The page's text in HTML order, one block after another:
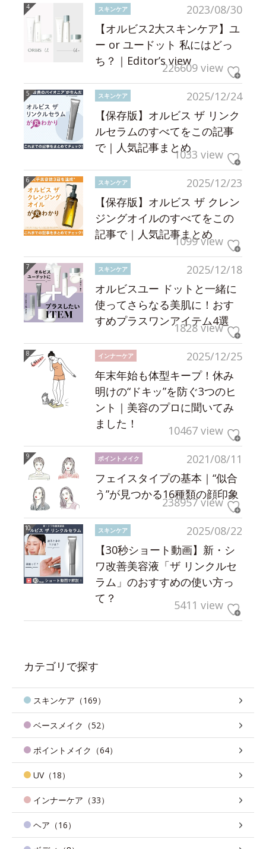
2023/08/30
スキンケア
【オルビス2大スキンケア】ユ
ー or ユードット 私にはどっ
ち？｜Editor’s view226609 view
2025/12/24
スキンケア
【保存版】オルビス ザ リンク
ルセラムのすべてをこの記事
で｜人気記事まとめ1033 view
2025/12/23
スキンケア
【保存版】オルビス ザ クレン
ジングオイルのすべてをこの
記事で｜人気記事まとめ
1099 view
2025/12/18
スキンケア
オルビスユー ドットと一緒に
使ってさらなる美肌に！おす
すめプラスワンアイテム4選
1828 view
2025/12/25
インナーケア
年末年始も体型キープ！休み
明けの“ドキッ”を防ぐ3つのヒ
ント｜美容のプロに聞いてみ
ました！
10467 view
2021/08/11
ポイントメイク
フェイスタイプの基本｜“似合
う”が見つかる16種類の顔印象
238957 view
2025/08/22
スキンケア
【30秒ショート動画】新・シ
ワ改善美容液「ザ リンクルセ
ラム」のおすすめの使い方っ
て？
5411 view
カテゴリで探す
スキンケア（169）
ベースメイク（52）
ポイントメイク（64）
UV（18）
インナーケア（33）
ヘア（16）